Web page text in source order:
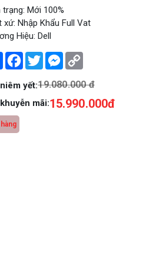
trạng: Mới 100%
xứ: Nhập Khẩu Full Vat
Hiệu: Dell
ShareFacebook
TwitterMessenger
yết:19.080.000 đ
mãi:15.990.000đ